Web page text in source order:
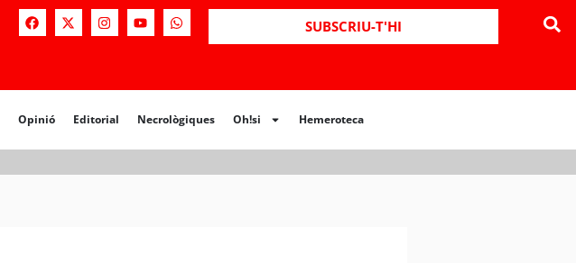
SUBSCRIU-T'HI
Opinió Editorial Necrològiques Oh!si Hemeroteca